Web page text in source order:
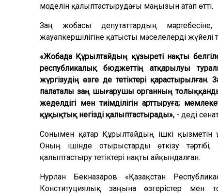
моделін қалыптастырудағы маңызын атап өтті.
Заң жобасы депутаттардың мәртебесіне,
жауапкершілігіне қатысты мәселелерді жүйелі
«Жобада Құрылтайдың құзыреті нақты
республикалық бюджеттің атқарылуы
жүргізудің өзге де тетіктері
палаталы заң шығарушы органның
жеделдігі мен тиімділігін арттыруға;
құқықтық негізді қалыптастырады», - деді
Сонымен қатар Құрылтайдың ішкі қызметін
Оның ішінде отырыстарды өткізу
қалыптастыру тетіктері нақты айқындалған.
Нурлан Бекназаров «Қазақстан
Конституциялық заңына өзгерістер мен